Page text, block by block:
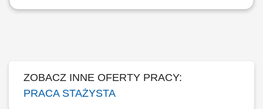
Projekt „RozPracuj się ! Kompleksowy program aktywizacji zawodowej
ZOBACZ INNE OFERTY PRACY:
PRACA STAŻYSTA